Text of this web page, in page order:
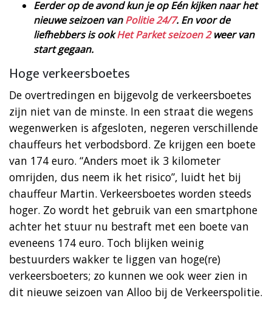
Eerder op de avond kun je op Eén kijken naar het
nieuwe seizoen vanPolitie 24/7. En voor de
liefhebbers is ookHet Parket seizoen 2weer van
start gegaan.
Hoge verkeersboetes
De overtredingen en bijgevolg de verkeersboetes
zijn niet van de minste. In een straat die wegens
wegenwerken is afgesloten, negeren verschillende
chauffeurs het verbodsbord. Ze krijgen een boete
van 174 euro. “Anders moet ik 3 kilometer
omrijden, dus neem ik het risico”, luidt het bij
chauffeur Martin. Verkeersboetes worden steeds
hoger. Zo wordt het gebruik van een smartphone
achter het stuur nu bestraft met een boete van
eveneens 174 euro. Toch blijken weinig
bestuurders wakker te liggen van hoge(re)
verkeersboeters; zo kunnen we ook weer zien in
dit nieuwe seizoen van Alloo bij de Verkeerspolitie.